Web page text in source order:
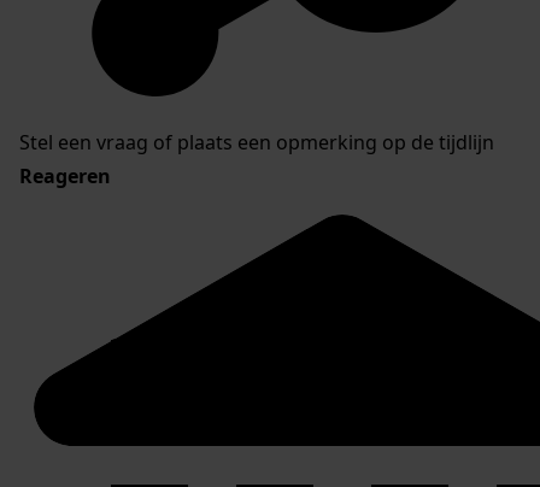
Stel een vraag of plaats een opmerking op de tijdlijn
Reageren